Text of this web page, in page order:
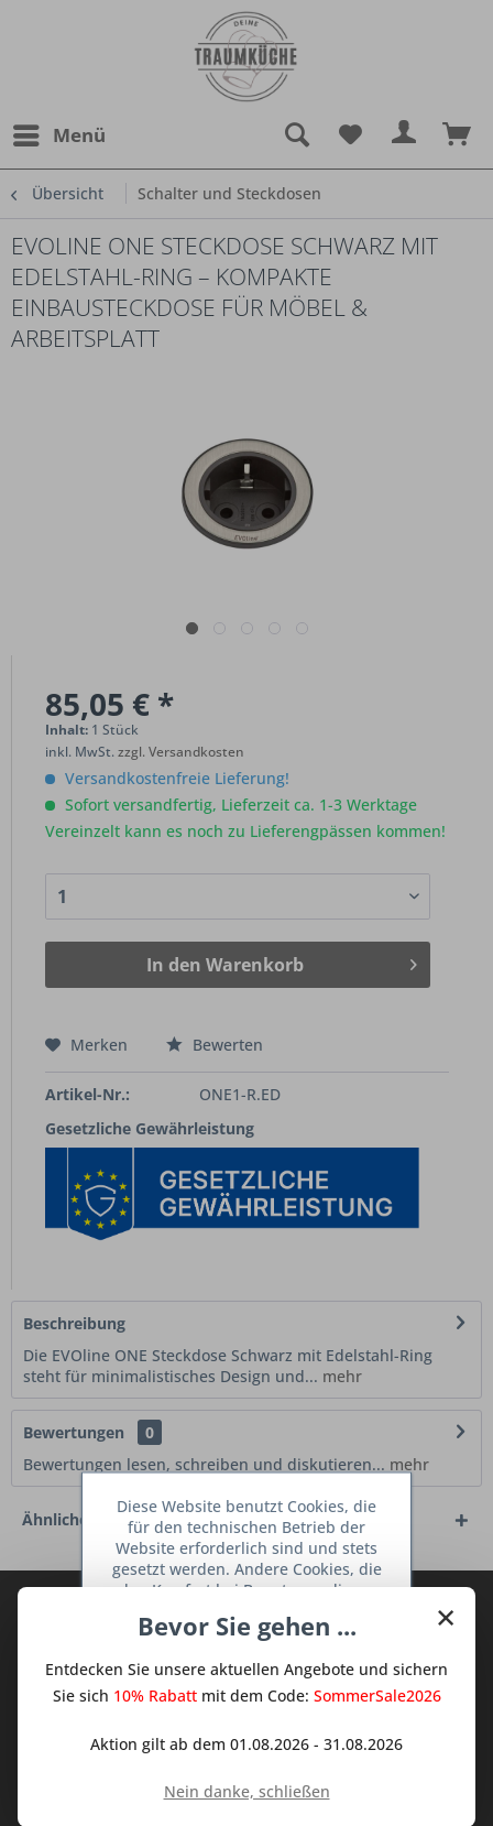
Menü
Übersicht Schalter und Steckdosen
EVOLINE ONE STECKDOSE SCHWARZ MIT
EDELSTAHL-RING – KOMPAKTE
EINBAUSTECKDOSE FÜR MÖBEL &
ARBEITSPLATT
85,05 € *
Inhalt: 1 Stück
inkl. MwSt.zzgl. Versandkosten
Versandkostenfreie Lieferung!
Sofort versandfertig, Lieferzeit ca. 1-3 Werktage
Vereinzelt kann es noch zu Lieferengpässen kommen!
In den Warenkorb
Merken Bewerten
Artikel-Nr.:
ONE1-R.ED
Gesetzliche Gewährleistung
Beschreibung
Die EVOline ONE Steckdose Schwarz mit Edelstahl-Ring
steht für minimalistisches Design und... mehr
Bewertungen
0
Bewertungen lesen, schreiben und diskutieren... mehr
Ähnliche Artikel
TraumKüche Newsletter und verpassen
zur Kenntnis genommen.
×
Bevor Sie gehen ...
Entdecken Sie unsere aktuellen Angebote und sichern
Sie sich 10% Rabattmit dem Code: SommerSale2026
Aktion gilt ab dem 01.08.2026 - 31.08.2026
Nein danke, schließen
Diese Website benutzt Cookies, die
für den technischen Betrieb der
Website erforderlich sind und stets
gesetzt werden. Andere Cookies, die
den Komfort bei Benutzung dieser
dienen oder die Interaktion mit
Netzwerken vereinfachen sollen,
werden nur mit Ihrer Zustimmung
Ablehnen